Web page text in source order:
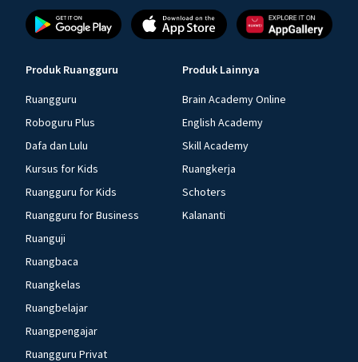
Produk Ruangguru
Ruangguru
Roboguru Plus
Dafa dan Lulu
Kursus for Kids
Ruangguru for Kids
Ruangguru for Business
Ruanguji
Ruangbaca
Ruangkelas
Ruangbelajar
Ruangpengajar
Ruangguru Privat
Produk Lainnya
Brain Academy Online
English Academy
Skill Academy
Ruangkerja
Schoters
Kalananti